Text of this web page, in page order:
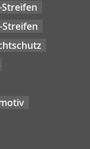
Streifen
Streifen